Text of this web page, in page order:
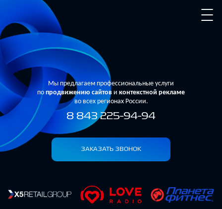
Мы предлагаем профессиональные услуги
по продвижению сайтов и контекстной рекламе
во всех регионах России.
8 843 225-94-94
ЗАКАЗАТЬ ЗВОНОК